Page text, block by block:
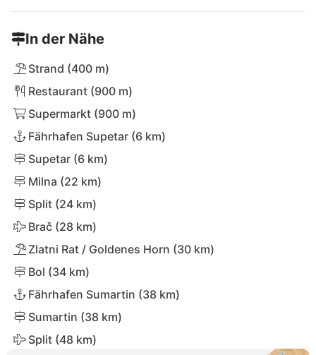
In der Nähe
Strand (400 m)
Restaurant (900 m)
Supermarkt (900 m)
Fährhafen Supetar (6 km)
Supetar (6 km)
Milna (22 km)
Split (24 km)
Brač (28 km)
Zlatni Rat / Goldenes Horn (30 km)
Bol (34 km)
Fährhafen Sumartin (38 km)
Sumartin (38 km)
Split (48 km)